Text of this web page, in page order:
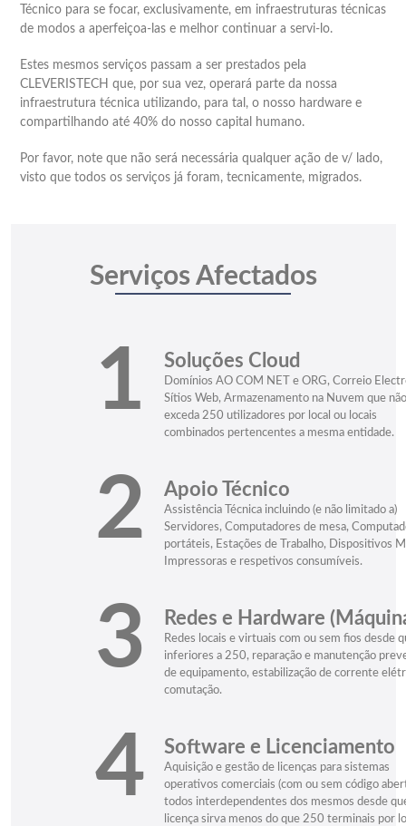
Técnico para se focar, exclusivamente, em infraestruturas técnicas
de modos a aperfeiçoa-las e melhor continuar a servi-lo.
Estes mesmos serviços passam a ser prestados pela
CLEVERISTECH que, por sua vez, operará parte da nossa
infraestrutura técnica utilizando, para tal, o nosso hardware e
compartilhando até 40% do nosso capital humano.
Por favor, note que não será necessária qualquer ação de v/ lado,
visto que todos os serviços já foram, tecnicamente, migrados.
Serviços Afectados
1 Soluções Cloud
Domínios AO COM NET e ORG, Correio
Sítios Web, Armazenamento na Nuvem que não
exceda 250 utilizadores por local ou locais
combinados pertencentes a mesma entidade.
2 Apoio Técnico
Assistência Técnica incluindo (e não limitado a)
Servidores, Computadores de mesa,
portáteis, Estações de Trabalho, Dispositivos
Impressoras e respetivos consumíveis.
3 Redes e Hardware
Redes locais e virtuais com ou sem fios desde
inferiores a 250, reparação e manutenção
de equipamento, estabilização de corrente
comutação.
4 Software e Licenciamento
Aquisição e gestão de licenças para sistemas
operativos comerciais (com ou sem código
todos interdependentes dos mesmos desde
licença sirva menos do que 250 terminais por